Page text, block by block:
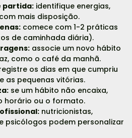
partida:identifique energias,
mais disposição.
comece com 1-2 práticas
de caminhada diária).
associe um novo hábito
como o café da manhã.
os dias em que cumpriu
as pequenas vitórias.
se um hábito não encaixa,
horário ou o formato.
nutricionistas,
psicólogos podem personalizar